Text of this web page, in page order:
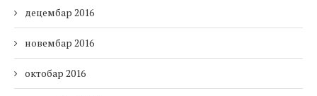
децембар 2016
новембар 2016
октобар 2016